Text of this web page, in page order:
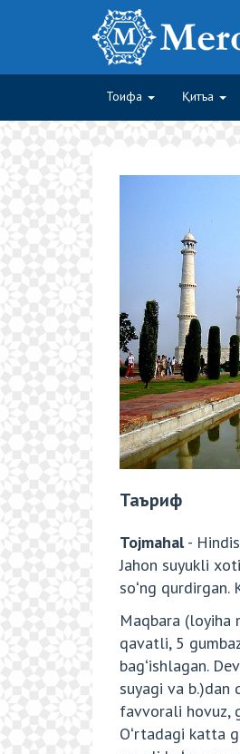
Тоифа Қитъа
Таъриф
Tojmahal-
Jahon suyukli
soʻng qurdirgan.
Maqbara (loyiha
qavatli, 5
bagʻishlagan.
suyagi va
favvorali hovuz,
Oʻrtadagi katta